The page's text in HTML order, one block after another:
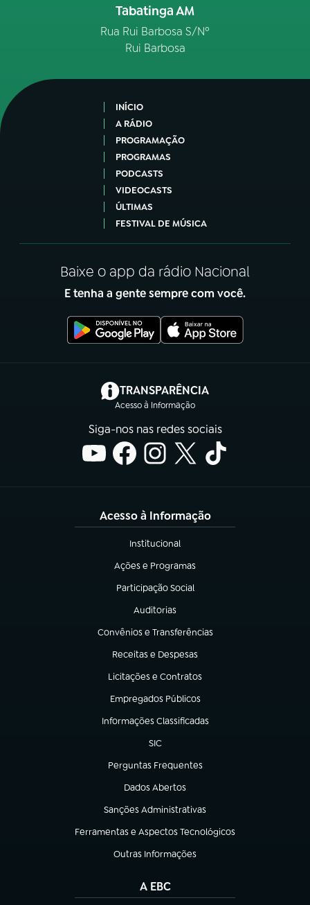
Tabatinga AM
Rua Rui Barbosa S/Nº
Rui Barbosa
INÍCIO
A RÁDIO
PROGRAMAÇÃO
PROGRAMAS
PODCASTS
VIDEOCASTS
ÚLTIMAS
FESTIVAL DE MÚSICA
Baixe o app da rádio Nacional
E tenha a gente sempre com você.
TRANSPARÊNCIA
Acesso à Informação
(abre em nova aba)
Siga-nos nas redes sociais
Acesso à Informação
Institucional
(abre em nova aba)
Ações e Programas
(abre em nova aba)
Participação Social
(abre em nova aba)
Auditorias
(abre em nova aba)
Convênios e Transferências
(abre em nova aba)
Receitas e Despesas
(abre em nova aba)
Licitações e Contratos
(abre em nova aba)
Empregados Públicos
(abre em nova aba)
Informações Classificadas
(abre em nova aba)
SIC
(abre em nova aba)
Perguntas Frequentes
(abre em nova aba)
Dados Abertos
(abre em nova aba)
Sanções Administrativas
(abre em nova aba)
Ferramentas e Aspectos Tecnológicos
(abre em nova aba)
Outras Informações
(abre em nova aba)
A EBC